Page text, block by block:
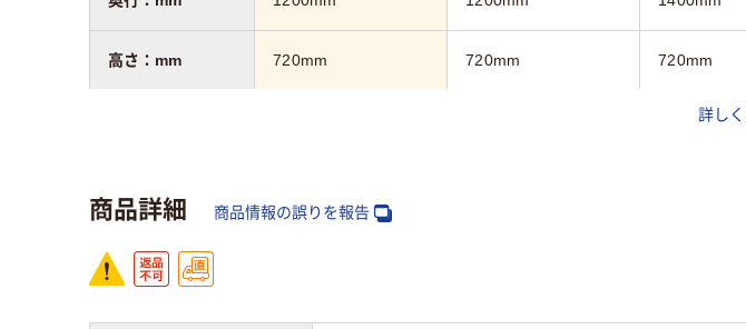
720mm 720mm 720mm
シルバー系
高さ：mm
詳し
商品詳細 商品情報の誤りを報告